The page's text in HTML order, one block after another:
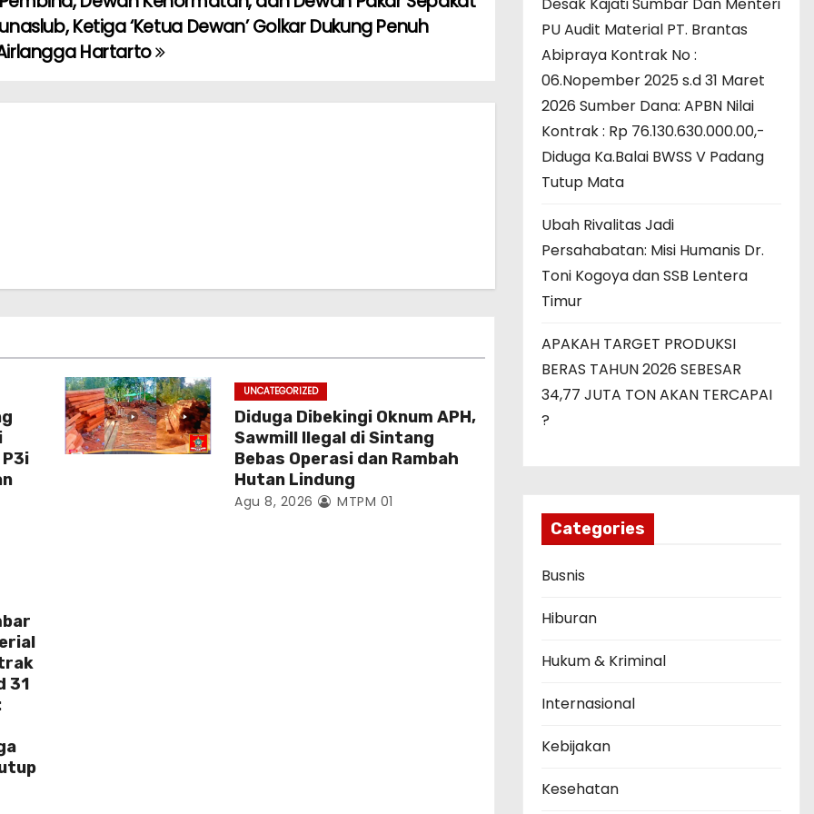
Ketiga ‘Ketua Dewan’ Golkar Dukung Penuh
Hartarto
P3i
UNCATEGORIZED
Diduga Dibekingi Oknum APH,
Sawmill Ilegal di Sintang
Bebas Operasi dan Rambah
Hutan Lindung
Agu 8, 2026 MTPM 01
31
Desak Kajati Sumbar Dan Menteri
PU Audit Material PT. Brantas
Abipraya Kontrak No :
06.Nopember 2025 s.d 31 Maret
2026 Sumber Dana: APBN Nilai
Kontrak : Rp 76.130.630.000.00,-
Diduga Ka.Balai BWSS V Padang
Tutup Mata
Ubah Rivalitas Jadi
Persahabatan: Misi Humanis Dr.
Toni Kogoya dan SSB Lentera
Timur
APAKAH TARGET PRODUKSI
BERAS TAHUN 2026 SEBESAR
34,77 JUTA TON AKAN TERCAPAI
?
Categories
Busnis
Hiburan
Hukum & Kriminal
Internasional
Kebijakan
Kesehatan